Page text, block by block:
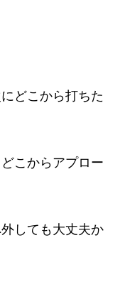
どこから打ちた
こからアプロー
しても大丈夫か